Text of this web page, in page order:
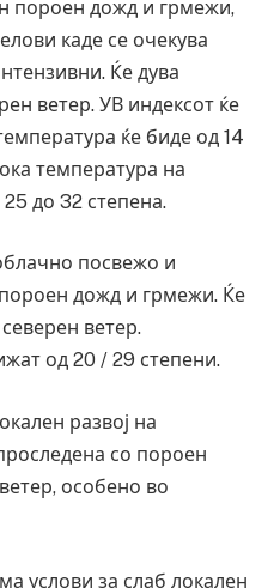
пороен дожд и грмежи,
каде се очекува
Ќе дува
ветер. УВ индексот ќе
ќе биде од 14
температура на
до 32 степена.
посвежо и
дожд и грмежи. Ќе
ветер.
од 20 / 29 степени.
развој на
со пороен
особено во
услови за слаб локален